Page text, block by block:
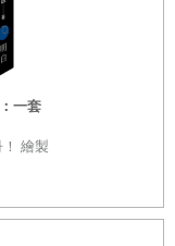
行各業。不只是運
書中學習，這些優
一套
繪製